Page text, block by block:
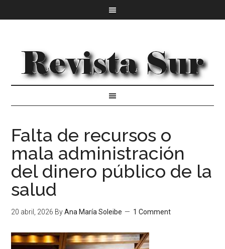
Falta de recursos o
mala administración
del dinero público de la
salud
20 abril, 2026 ByAna María Soleibe 1 Comment